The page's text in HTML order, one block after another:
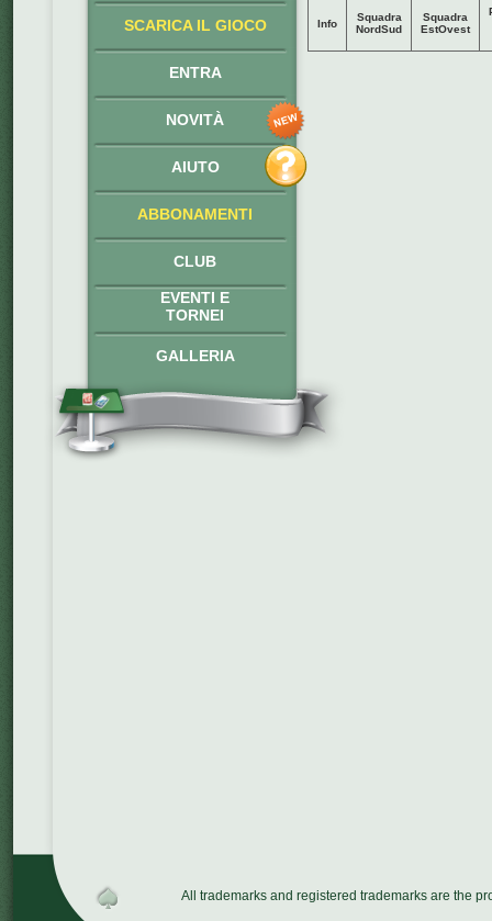
SCARICA IL GIOCO
ENTRA
NOVITÀ
AIUTO
ABBONAMENTI
CLUB
EVENTI E
TORNEI
GALLERIA
Info
Squadra
NordSud
Squadra
EstOvest
All trademarks and registered trademarks are the